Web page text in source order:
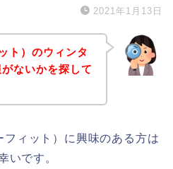
2021年1月13日
ト）のウィンタ
ないかを探して
ィット）に興味のある方は
いです。